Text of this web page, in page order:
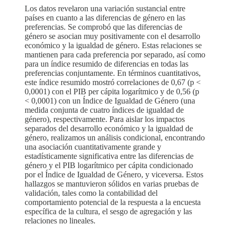
Los datos revelaron una variación sustancial entre
países en cuanto a las diferencias de género en las
preferencias. Se comprobó que las diferencias de
género se asocian muy positivamente con el desarrollo
económico y la igualdad de género. Estas relaciones se
mantienen para cada preferencia por separado, así como
para un índice resumido de diferencias en todas las
preferencias conjuntamente. En términos cuantitativos,
este índice resumido mostró correlaciones de 0,67 (p <
0,0001) con el PIB per cápita logarítmico y de 0,56 (p
< 0,0001) con un Índice de Igualdad de Género (una
medida conjunta de cuatro índices de igualdad de
género), respectivamente. Para aislar los impactos
separados del desarrollo económico y la igualdad de
género, realizamos un análisis condicional, encontrando
una asociación cuantitativamente grande y
estadísticamente significativa entre las diferencias de
género y el PIB logarítmico per cápita condicionado
por el Índice de Igualdad de Género, y viceversa. Estos
hallazgos se mantuvieron sólidos en varias pruebas de
validación, tales como la contabilidad del
comportamiento potencial de la respuesta a la encuesta
específica de la cultura, el sesgo de agregación y las
relaciones no lineales.